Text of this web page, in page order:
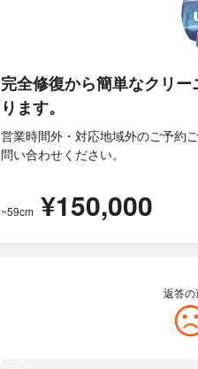
完全修復から簡単なクリ
ります。
営業時間外・対応地域外のご予約
問い合わせください。
~59cm ¥150,000
返答の